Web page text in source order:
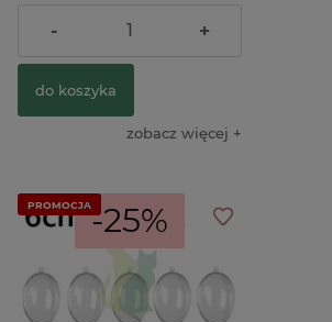
3,90 zł
- +
do koszyka
zobacz więcej
-25%
PROMOCJA